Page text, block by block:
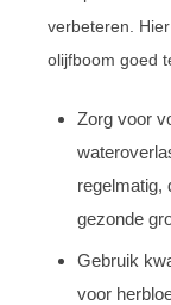
verbeteren.
olijfboom goed
Zorg voor
regelmatig,
gezonde
Gebruik
voor